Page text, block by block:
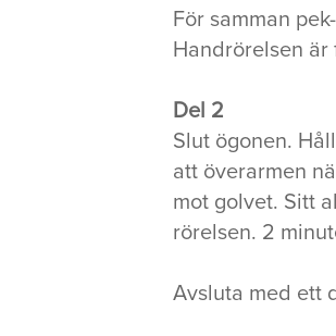
För samman
Handrörelsen
Del 2
Slut ögonen.
att överarmen
mot golvet. Sitt
rörelsen. 2
Avsluta med ett